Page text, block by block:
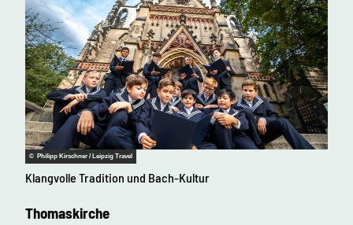
© Philipp Kirschner / Leipzig Travel
Klangvolle Tradition und Bach-Kultur
Thomaskirche